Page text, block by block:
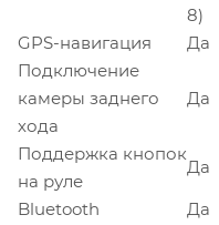
8)
GPS-навигация
Да
Подключение
камеры заднего
хода
Да
Поддержка кнопок
на руле
Да
Bluetooth
Да